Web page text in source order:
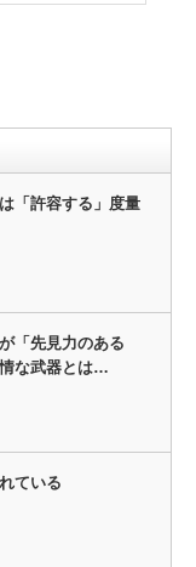
「許容する」度量
「先見力のある
な武器とは…
ている